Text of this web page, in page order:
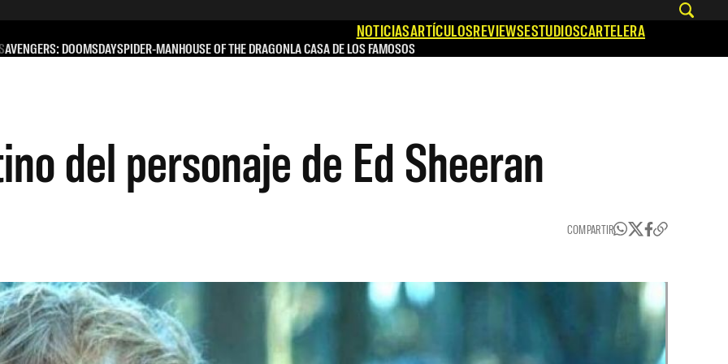
NOTICIASARTÍCULOSREVIEWSESTUDIOSCARTELERA
AVENGERS: DOOMSDAYSPIDER-MANHOUSE OF THE DRAGONLA CASA DE LOS FAMOSOS
del personaje de Ed Sheeran
COMPARTIR